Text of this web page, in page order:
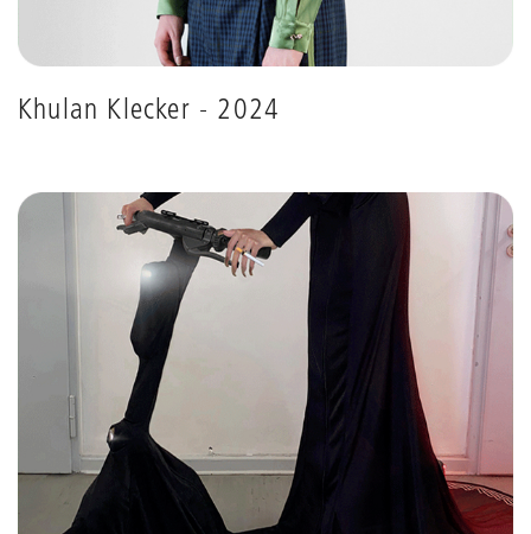
Khulan Klecker - 2024